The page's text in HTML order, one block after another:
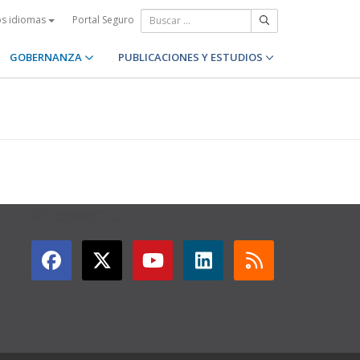
idiomas Portal Seguro
GOBERNANZA PUBLICACIONES Y ESTUDIOS